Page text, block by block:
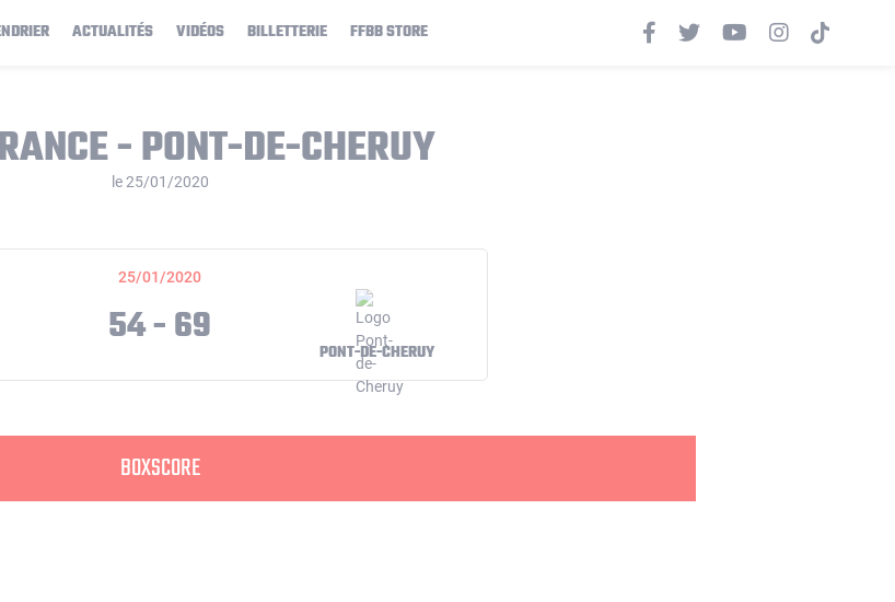
ACTUALITÉS VIDÉOS BILLETTERIE FFBB STORE
- PONT-DE-CHERUY
le 25/01/2020
25/01/2020
54 - 69 PONT-DE-CHERUY
BOXSCORE